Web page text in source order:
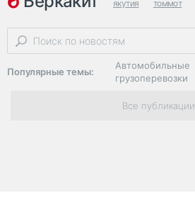
якутия томмот
железнодорожные грузоперевозки
Популярные темы:
Автомобильные
грузоперевозки
Региональная
логистика
Все публикации